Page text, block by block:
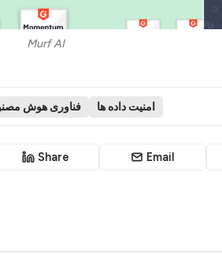
Murf AI
فناوری هوش امنیت داده ها
Share Email